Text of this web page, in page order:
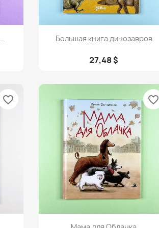
 Просмотр
Большая книга динозавров
27,48 $
favorite_border
Просмотр
favorite_border